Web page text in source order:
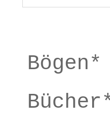
Bögen*